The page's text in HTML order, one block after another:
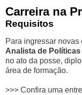
Carreira na
Requisitos
Para ingressar novas
Analista de
no ato da posse,
área de formação.
>>> Confira uma